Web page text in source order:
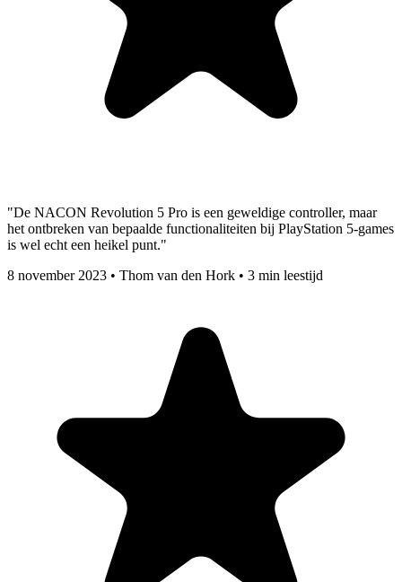
"De NACON Revolution 5 Pro is een geweldige controller, maar
het ontbreken van bepaalde functionaliteiten bij PlayStation 5-games
is wel echt een heikel punt."
8 november 2023 • Thom van den Hork • 3 min leestijd